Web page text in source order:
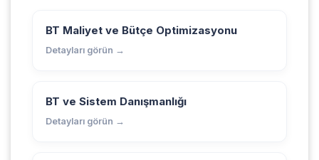
BT Maliyet ve Bütçe Optimizasyonu
Detayları görün →
BT ve Sistem Danışmanlığı
Detayları görün →